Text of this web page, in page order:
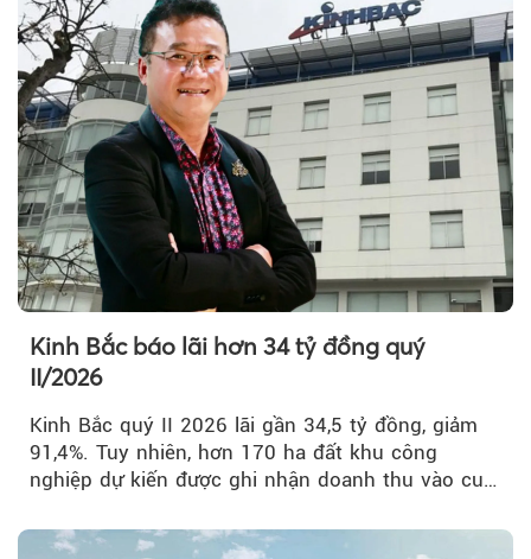
Kinh Bắc báo lãi hơn 34 tỷ đồng quý
II/2026
Kinh Bắc quý II 2026 lãi gần 34,5 tỷ đồng, giảm
91,4%. Tuy nhiên, hơn 170 ha đất khu công
nghiệp dự kiến được ghi nhận doanh thu vào cuối